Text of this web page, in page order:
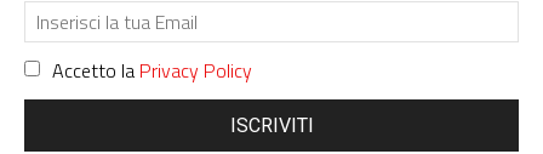
Accetto la Privacy Policy
ISCRIVITI